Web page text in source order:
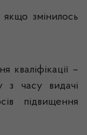
змінилось
кваліфікації –
часу видачі
підвищення